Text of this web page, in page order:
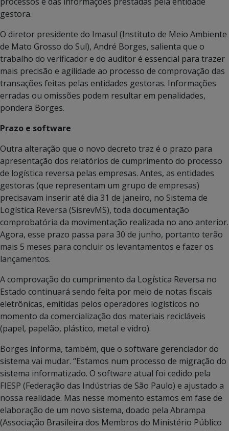
gestora.
O diretor presidente do Imasul (Instituto de Meio Ambiente
de Mato Grosso do Sul), André Borges, salienta que o
trabalho do verificador e do auditor é essencial para trazer
mais precisão e agilidade ao processo de comprovação das
transações feitas pelas entidades gestoras. Informações
erradas ou omissões podem resultar em penalidades,
pondera Borges.
Prazo e software
Outra alteração que o novo decreto traz é o prazo para
apresentação dos relatórios de cumprimento do processo
de logística reversa pelas empresas. Antes, as entidades
gestoras (que representam um grupo de empresas)
precisavam inserir até dia 31 de janeiro, no Sistema de
Logística Reversa (SisrevMS), toda documentação
comprobatória da movimentação realizada no ano anterior.
Agora, esse prazo passa para 30 de junho, portanto terão
mais 5 meses para concluir os levantamentos e fazer os
lançamentos.
A comprovação do cumprimento da Logística Reversa no
Estado continuará sendo feita por meio de notas fiscais
eletrônicas, emitidas pelos operadores logísticos no
momento da comercialização dos materiais recicláveis
(papel, papelão, plástico, metal e vidro).
Borges informa, também, que o software gerenciador do
sistema vai mudar. “Estamos num processo de migração do
sistema informatizado. O software atual foi cedido pela
FIESP (Federação das Indústrias de São Paulo) e ajustado a
nossa realidade. Mas nesse momento estamos em fase de
elaboração de um novo sistema, doado pela Abrampa
(Associação Brasileira dos Membros do Ministério Público